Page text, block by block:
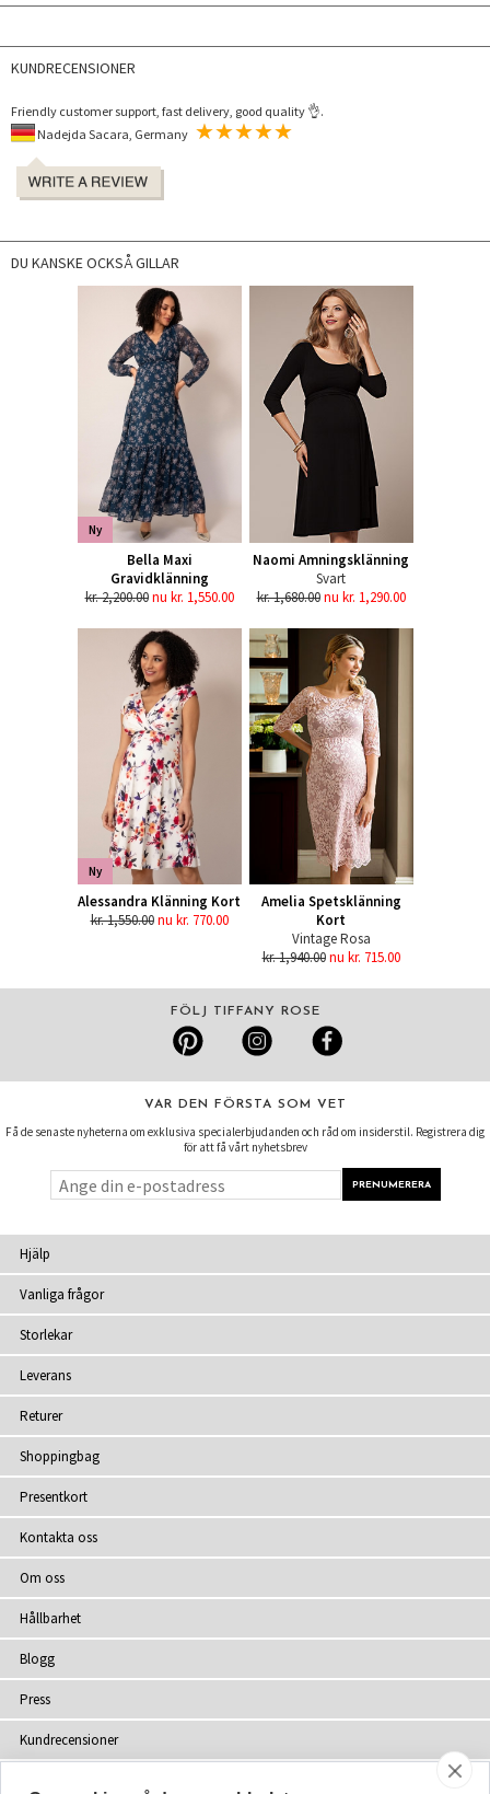
KUNDRECENSIONER
Friendly customer support, fast delivery, good quality 👌.
DU KANSKE OCKSÅ GILLAR
Ny
Bella Maxi
Gravidklänning
kr. 2,200.00 nu kr. 1,550.00
Naomi Amningsklänning
Svart
kr. 1,680.00 nu kr. 1,290.00
Ny
Alessandra Klänning Kort
kr. 1,550.00 nu kr. 770.00
Amelia Spetsklänning
Kort
Vintage Rosa
kr. 1,940.00 nu kr. 715.00
FÖLJ TIFFANY ROSE
VAR DEN FÖRSTA SOM VET
Få de senaste nyheterna om exklusiva specialerbjudanden och råd om insiderstil. Registrera dig
för att få vårt nyhetsbrev
Hjälp
Vanliga frågor
Storlekar
Leverans
Returer
Shoppingbag
Presentkort
Kontakta oss
Om oss
Hållbarhet
Blogg
Press
Kundrecensioner